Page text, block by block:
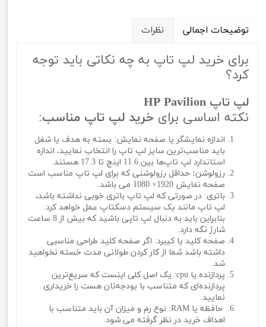
توضیحات اجمالی نظرات
برای خرید لپ تاپ به چه نکاتی باید توجه
کرد؟
لپ تاپ HP Pavilion
نکته اساسی برای خرید لپ تاپ مناسب:
اندازه نمایشگر یا صفحه نمایش: بسته به هدف یا شغل
باید مناسب‌ترین سایز لپ تاپ را انتخاب نمایید. اندازه
استاندارد لپ تاپ‌ها بین 11.6 اینچ تا 17.3 هستند.
رزولوشن: حداقل رزولوشنی که برای لپ تاپ مناسب است
صفحه نمایش 1920× 1080 می باشد.
باتری: در صورتی که لپ تاپ باتری خوبی نداشته باشد،
لپ تاپ مانند یک سیستم دسکتاپ عمل خواهد کرد.
بنابراین باید به دنبال لپ تاپی باشید که بیش از 8 ساعت
شارژ نگه دارد.
صفحه کلید یا کیبرد: اگر صفحه کلید طراحی مناسبی
داشته باشد شما از کار کردن طولانی مدت خسته نخواهید
شد.
پردازنده یا cpu: یک اصل کلی اینست که سریع‌ترین
پردازنده‌ای که متناسب با بودجه‌تان هست را خریداری
نمایید.
حافظه یا RAM: نوع رم و میزان آن باید متناسب با
اهداف خرید در نظر گرفته می شود.